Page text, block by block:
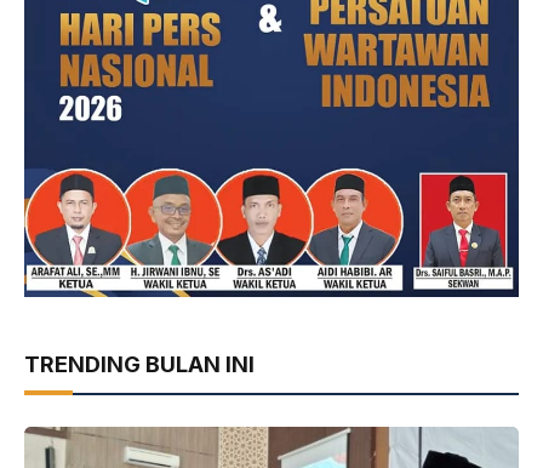
TRENDING BULAN INI